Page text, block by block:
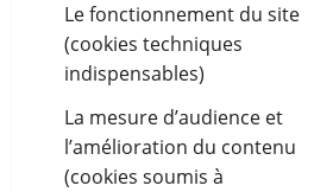
Le fonctionnement du site
(cookies techniques
indispensables)
La mesure d’audience et
l’amélioration du contenu
(cookies soumis à